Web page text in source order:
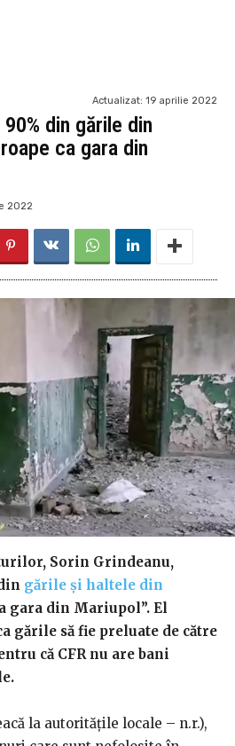
Actualizat: 19 aprilie 2022
din gările din
ca gara din
2022
Sorin Grindeanu,
gările şi haltele din
gara din Mariupol”. El
gările să fie preluate de către
că CFR nu are bani
la autorităţile locale – n.r.),